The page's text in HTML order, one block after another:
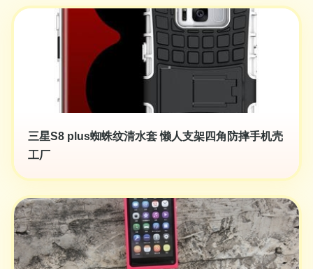
三星S8 plus蜘蛛纹清水套 懒人支架四角防摔手机壳
工厂